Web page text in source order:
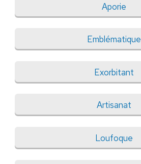
Aporie
Emblématique
Exorbitant
Artisanat
Loufoque